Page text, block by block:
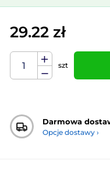
29.22 zł
szt
Darmowa
Opcje dostawy ›